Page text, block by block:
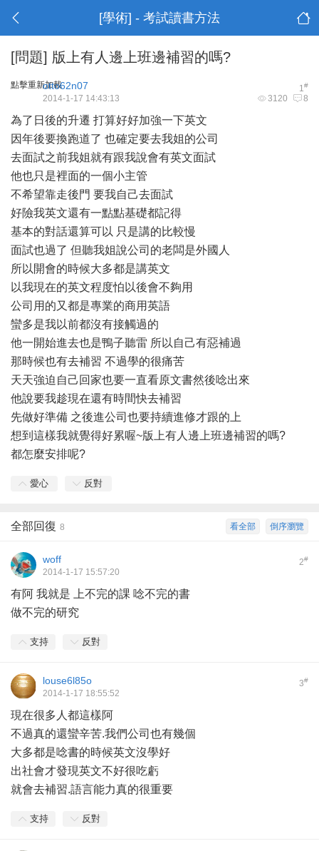
[學術] - 考試讀書方法
[問題] 版上有人邊上班邊補習的嗎?
點擊重新加載 1#
otto62n07
3120 8
2014-1-17 14:43:13
為了日後的升遷 打算好好加強一下英文
因年後要換跑道了 也確定要去我姐的公司
去面試之前我姐就有跟我說會有英文面試
他也只是裡面的一個小主管
不希望靠走後門 要我自己去面試
好險我英文還有一點點基礎都記得
基本的對話還算可以 只是講的比較慢
面試也過了 但聽我姐說公司的老闆是外國人
所以開會的時候大多都是講英文
以我現在的英文程度怕以後會不夠用
公司用的又都是專業的商用英語
蠻多是我以前都沒有接觸過的
他一開始進去也是鴨子聽雷 所以自己有惡補過
那時候也有去補習 不過學的很痛苦
天天強迫自己回家也要一直看原文書然後唸出來
他說要我趁現在還有時間快去補習
先做好準備 之後進公司也要持續進修才跟的上
想到這樣我就覺得好累喔~版上有人邊上班邊補習的嗎?
都怎麼安排呢?
愛心 反對
倒序瀏覽
看全部
全部回復 8
2#
woff
2014-1-17 15:57:20
有阿 我就是 上不完的課 唸不完的書
做不完的研究
支持 反對
3#
louse6l85o
2014-1-17 18:55:52
現在很多人都這樣阿
不過真的還蠻辛苦.我們公司也有幾個
大多都是唸書的時候英文沒學好
出社會才發現英文不好很吃虧
就會去補習.語言能力真的很重要
支持 反對